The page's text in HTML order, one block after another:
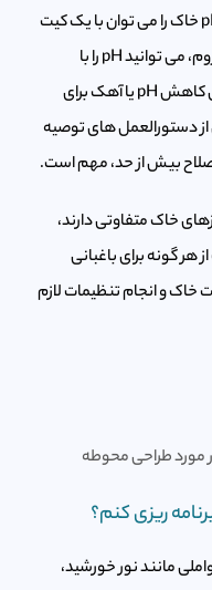
در شرایط قلیایی رشد می کنند. آزمایش pH خاک را می توان با یک کیت
ساده آزمایش خاک انجام داد. در صورت لزوم، می توانید pH را با
استفاده از مواد افزودنی مانند گوگرد برای کاهش pH یا آهک برای
از دستورالعمل های توصیه
اصلاح بیش از حد، مهم است.
خاک متفاوتی دارند،
هر گونه برای باغبانی
و انجام تنظیمات لازم
مورد طراحی محوطه
ریزی کنم؟
مانند نور خورشید،